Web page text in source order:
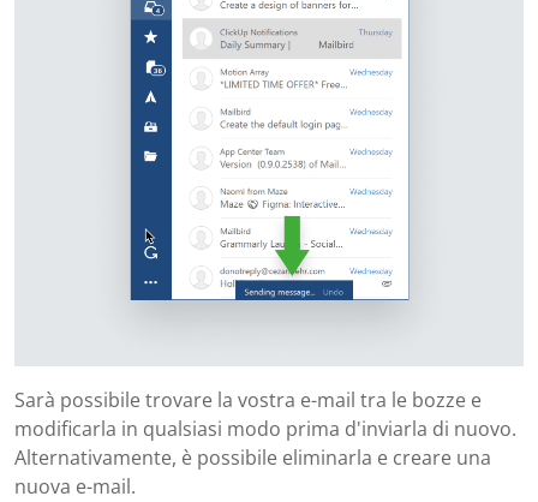
Sarà possibile trovare la vostra e-mail tra le bozze e
modificarla in qualsiasi modo prima d'inviarla di nuovo.
Alternativamente, è possibile eliminarla e creare una
nuova e-mail.